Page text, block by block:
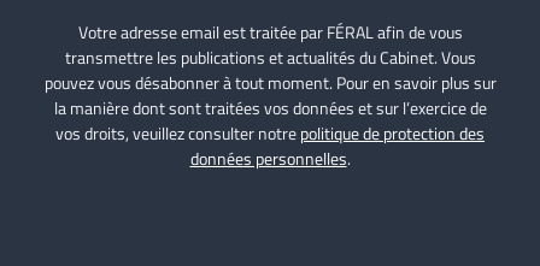
Votre adresse email est traitée par FÉRAL afin de vous
transmettre les publications et actualités du Cabinet. Vous
pouvez vous désabonner à tout moment. Pour en savoir plus sur
la manière dont sont traitées vos données et sur l’exercice de
vos droits, veuillez consulter notrepolitique de protection des
données personnelles.